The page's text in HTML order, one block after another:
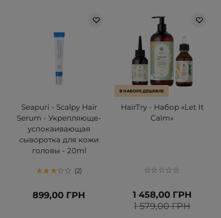
Seapuri - Scalpy Hair
Serum - Укрепляюще-
успокаивающая
сыворотка для кожи
головы - 20ml
2
899,00 ГРН
В НАБОРЕ ДЕШЕВЛЕ
HairTry - Набор «Let It
Calm»
1 579,00 ГРН
1 458,00 ГРН